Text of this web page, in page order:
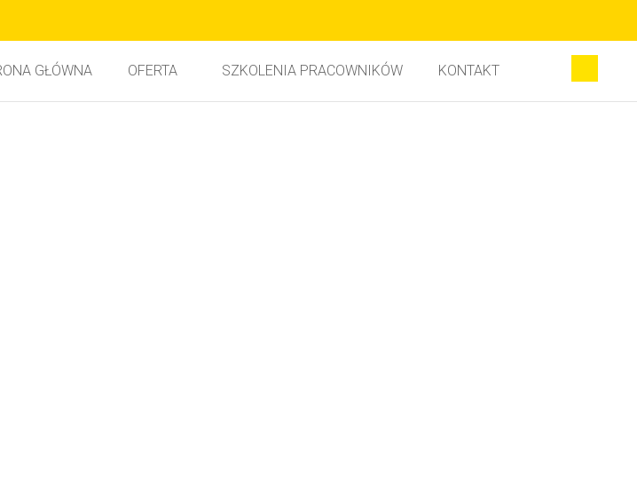
GŁÓWNA OFERTA SZKOLENIA PRACOWNIKÓW KONTAKT